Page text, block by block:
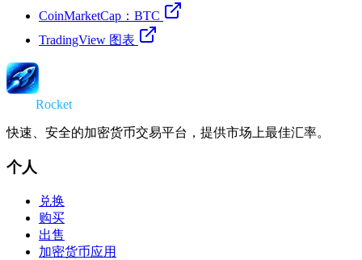
CoinMarketCap：BTC
TradingView 图表
Rocket
快速、安全的加密货币交易平台，提供市场上最佳汇率。
个人
兑换
购买
出售
加密货币应用